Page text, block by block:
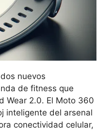
nuevos
de fitness que
Wear 2.0. El Moto 360
inteligente del arsenal
conectividad celular,